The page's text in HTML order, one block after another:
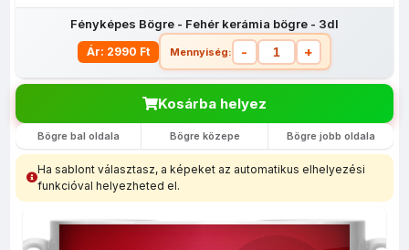
Fényképes Bögre - Fehér kerámia bögre - 3dl
Ár: 2990 Ft Mennyiség: - +
Bögrék
Fényképes
egérpadok
(40x60)
tolltartó
szatyor
Kosárba helyez
Bögre bal oldala Bögre közepe Bögre jobb oldala
Ha sablont választasz, a képeket az automatikus elhelyezési
funkcióval helyezheted el.